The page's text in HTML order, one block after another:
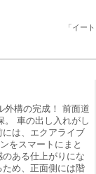
「イー
外構の完成！ 前面道
。 車の出し入れがし
は、エクアライブ
をスマートにまと
ある仕上がりにな
め、正面側には階